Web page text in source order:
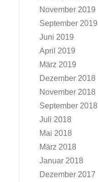
November 2019
September 2019
Juni 2019
April 2019
März 2019
Dezember 2018
November 2018
September 2018
Juli 2018
Mai 2018
März 2018
Januar 2018
Dezember 2017